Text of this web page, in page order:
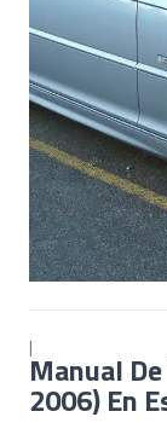
|
Manual
2006) En